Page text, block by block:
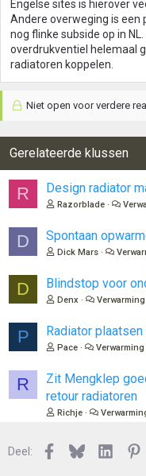
Engelse sites is hierover
Andere overweging is een
nog flinke subside op in
overdrukventiel helemaal
radiatoren koppelen.
Niet open voor verdere
Gerelateerde klussen
R Design radiator
Razorblade
D Spontaan
Dick Mars
D Blindstop voor
Denx
P Radiator
Pace
R
Zit Mengklep
retour radiatoren
Richje
Deel: Facebook
Bluesky